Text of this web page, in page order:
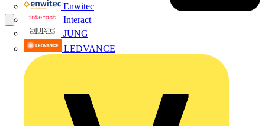
Enwitec
Interact
JUNG
LEDVANCE